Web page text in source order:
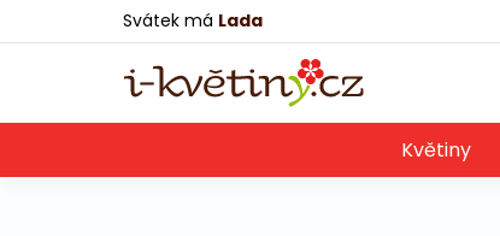
Svátek má Lada
Květiny